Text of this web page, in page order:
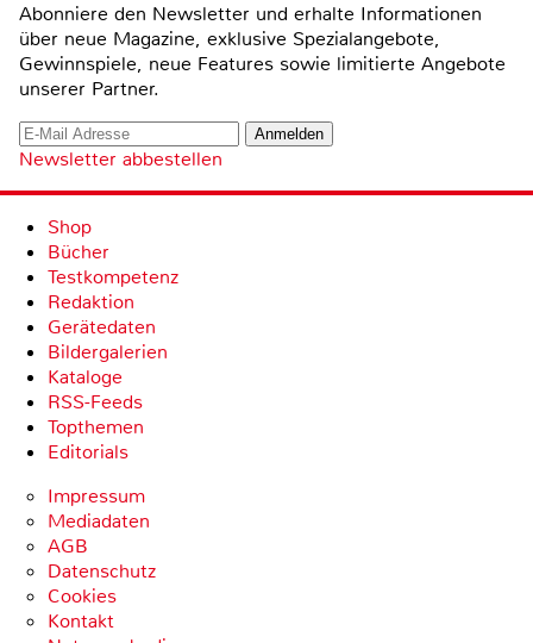
Abonniere den Newsletter und erhalte Informationen
über neue Magazine, exklusive Spezialangebote,
Gewinnspiele, neue Features sowie limitierte Angebote
unserer Partner.
Newsletter abbestellen
Shop
Bücher
Testkompetenz
Redaktion
Gerätedaten
Bildergalerien
Kataloge
RSS-Feeds
Topthemen
Editorials
Impressum
Mediadaten
AGB
Datenschutz
Cookies
Kontakt